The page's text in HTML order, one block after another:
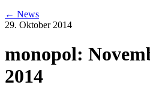
← News
29. Oktober 2014
monopol:
2014